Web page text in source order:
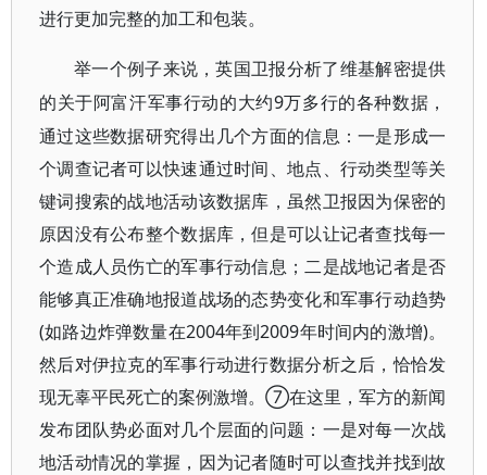
进行更加完整的加工和包装。
举一个例子来说，英国卫报分析了维基解密提供
的关于阿富汗军事行动的大约9万多行的各种数据，
通过这些数据研究得出几个方面的信息：一是形成一
个调查记者可以快速通过时间、地点、行动类型等关
键词搜索的战地活动该数据库，虽然卫报因为保密的
原因没有公布整个数据库，但是可以让记者查找每一
个造成人员伤亡的军事行动信息；二是战地记者是否
能够真正准确地报道战场的态势变化和军事行动趋势
(如路边炸弹数量在2004年到2009年时间内的激增)。
然后对伊拉克的军事行动进行数据分析之后，恰恰发
现无辜平民死亡的案例激增。⑦在这里，军方的新闻
发布团队势必面对几个层面的问题：一是对每一次战
地活动情况的掌握，因为记者随时可以查找并找到故